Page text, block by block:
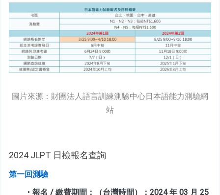
圖片來源：財團法人語言訓練測驗中心日本語能力測驗網
站
2024 JLPT 日檢報名查詢
第一回測驗
報名 / 繳費期間：（台灣時間）：2024 年 03 月 25